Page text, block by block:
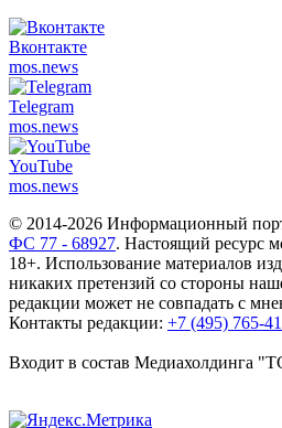
Вконтакте
mos.news
Telegram
mos.news
YouTube
mos.news
© 2014-2026 Информационный
ФС 77 - 68927. Настоящий ресурс
18+. Использование материалов
никаких претензий со стороны
редакции может не совпадать с
Контакты редакции: +7 (495) 765-
Входит в состав Медиахолдинга